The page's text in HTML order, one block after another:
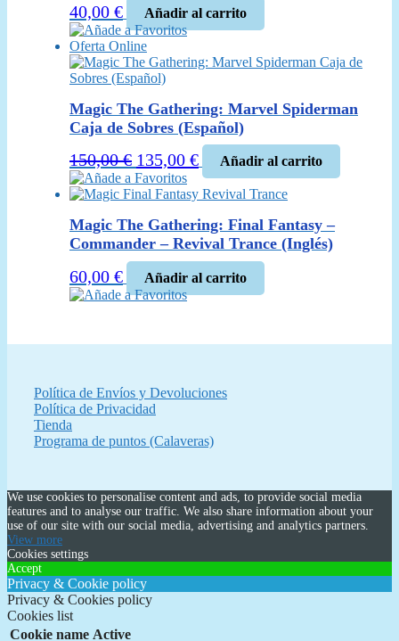
40,00 €
Añadir al carrito
Añade a Favoritos
Oferta Online
Magic The Gathering: Marvel Spiderman
Caja de Sobres (Español)
150,00€ El
precio
original
era:
150,00 €.
135,00 €El
precio
actual
es:
135,00 €.
Añadir al carrito
Añade a Favoritos
Magic The Gathering: Final Fantasy –
Commander – Revival Trance (Inglés)
60,00 €
Añadir al carrito
Añade a Favoritos
Política de Envíos y Devoluciones
Política de Privacidad
Tienda
Programa de puntos (Calaveras)
We use cookies to personalise content and ads, to provide social media
features and to analyse our traffic. We also share information about your
use of our site with our social media, advertising and analytics partners.
View more
Cookies settings
Accept
Privacy & Cookie policy
Privacy & Cookies policy
Cookies list
Cookie name Active